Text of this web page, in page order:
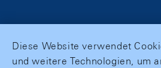
Diese Website verwendet
und weitere Technologien, um